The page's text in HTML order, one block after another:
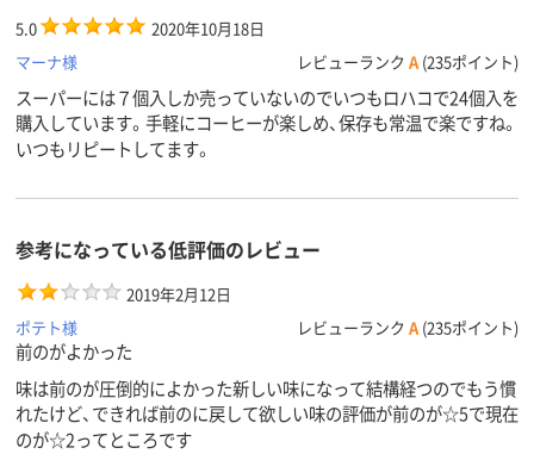
5.0
2020年10月18日
マーナ様
レビューランク A (235ポイント)
スーパーには７個入しか売っていないのでいつもロハコで24個入を
購入しています。手軽にコーヒーが楽しめ、保存も常温で楽ですね。
いつもリピートしてます。
参考になっている低評価のレビュー
2019年2月12日
ポテト様
レビューランク A (235ポイント)
前のがよかった
味は前のが圧倒的によかった新しい味になって結構経つのでもう慣
れたけど、できれば前のに戻して欲しい味の評価が前のが☆5で現在
のが☆2ってところです